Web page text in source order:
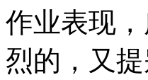
作业表现
烈的，又